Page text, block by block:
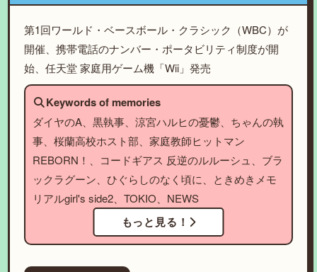
第1回ワールド・ベースボール・クラシック（WBC）が
開催、携帯電話のナンバー・ポータビリティ制度が開
始、任天堂 家庭用ゲーム機「Wii」発売
Keywords of memories
ダイヤのA、黒執事、涼宮ハルヒの憂鬱、ちゃんの執
事、桜蘭高校ホスト部、家庭教師ヒットマン
REBORN！、コードギアス 反逆のルルーシュ、ブラ
ックラグーン、ひぐらしのなく頃に、ときめきメモ
リアルgirl's side2、TOKIO、NEWS
もっと見る！